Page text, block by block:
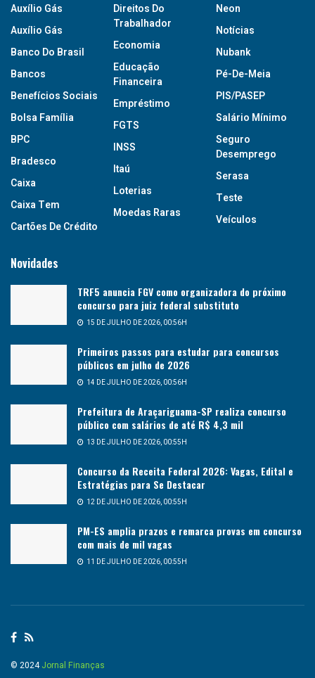
Auxílio Gás
Auxílio Gás
Banco Do Brasil
Bancos
Benefícios Sociais
Bolsa Família
BPC
Bradesco
Caixa
Caixa Tem
Cartões De Crédito
Direitos Do
Trabalhador
Economia
Educação
Financeira
Empréstimo
FGTS
INSS
Itaú
Loterias
Moedas Raras
Neon
Notícias
Nubank
Pé-De-Meia
PIS/PASEP
Salário Mínimo
Seguro
Desemprego
Serasa
Teste
Veículos
Novidades
TRF5 anuncia FGV como organizadora do próximo
concurso para juiz federal substituto
15 DE JULHO DE 2026, 00:56H
Primeiros passos para estudar para concursos
públicos em julho de 2026
14 DE JULHO DE 2026, 00:56H
Prefeitura de Araçariguama-SP realiza concurso
público com salários de até R$ 4,3 mil
13 DE JULHO DE 2026, 00:55H
Concurso da Receita Federal 2026: Vagas, Edital e
Estratégias para Se Destacar
12 DE JULHO DE 2026, 00:55H
PM-ES amplia prazos e remarca provas em concurso
com mais de mil vagas
11 DE JULHO DE 2026, 00:55H
© 2024Jornal Finanças